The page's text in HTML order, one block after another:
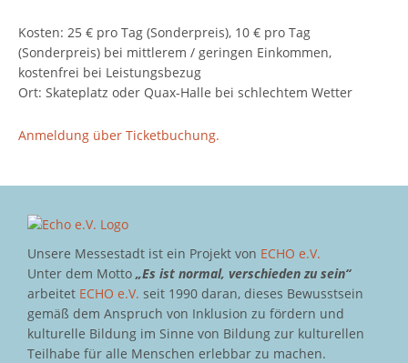
Kosten: 25 € pro Tag (Sonderpreis), 10 € pro Tag
(Sonderpreis) bei mittlerem / geringen Einkommen,
kostenfrei bei Leistungsbezug
Ort: Skateplatz oder Quax-Halle bei schlechtem Wetter
Anmeldung über Ticketbuchung.
Unsere Messestadt ist ein Projekt von ECHO e.V.
Unter dem Motto „Es ist normal, verschieden zu sein“
arbeitet ECHO e.V. seit 1990 daran, dieses Bewusstsein
gemäß dem Anspruch von Inklusion zu fördern und
kulturelle Bildung im Sinne von Bildung zur kulturellen
Teilhabe für alle Menschen erlebbar zu machen.